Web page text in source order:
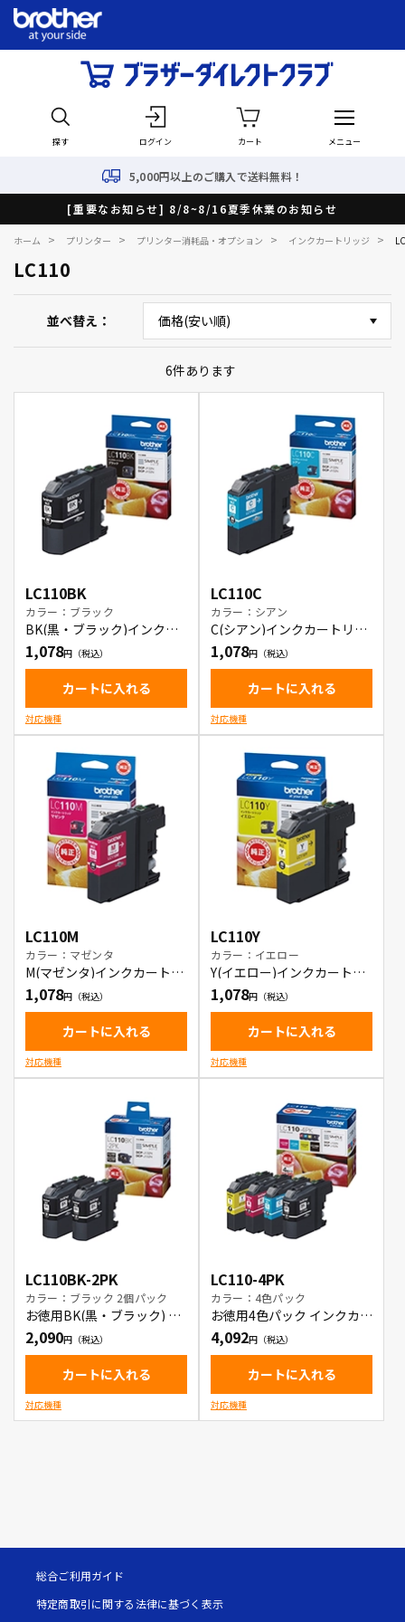
探す ログイン カート メニュー
5,000円以上のご購入で送料無料！
[重要なお知らせ] 8/8~8/16夏季休業のお知らせ
ホーム > プリンター > プリンター消耗品・オプション > インクカートリッジ >
LC110
並べ替え
6件あります
LC110BK
カラー：ブラック
BK(黒・ブラック)インクカ
ートリッジ
1,078
カートに入れる
対応機種
LC110C
カラー：シアン
C(シアン)インクカートリッ
ジ
1,078
カートに入れる
対応機種
LC110M
カラー：マゼンタ
M(マゼンタ)インクカートリ
ッジ
1,078
カートに入れる
対応機種
LC110Y
カラー：イエロー
Y(イエロー)インクカートリ
ッジ
1,078
カートに入れる
対応機種
LC110BK-2PK
カラー：ブラック 2個パック
お徳用BK(黒・ブラック) 2
本パック インクカートリッ
ジ
2,090
カートに入れる
対応機種
LC110-4PK
カラー：4色パック
お徳用4色パック インクカー
トリッジ
4,092
カートに入れる
対応機種
総合ご利用ガイド
特定商取引に関する法律に基づく表示